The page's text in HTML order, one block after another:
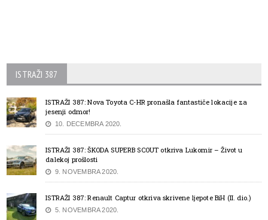
ISTRAŽI 387
ISTRAŽI 387: Nova Toyota C-HR pronašla fantastiče lokacije za
jesenji odmor!
10. DECEMBRA 2020.
ISTRAŽI 387: ŠKODA SUPERB SCOUT otkriva Lukomir – Život u
dalekoj prošlosti
9. NOVEMBRA 2020.
ISTRAŽI 387: Renault Captur otkriva skrivene ljepote BiH (II. dio.)
5. NOVEMBRA 2020.